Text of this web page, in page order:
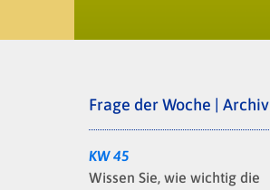
Frage der Woche | Archiv
KW 45
Wissen Sie, wie wichtig die